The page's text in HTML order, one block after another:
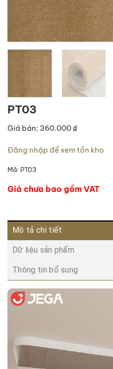
PT03
Giá bán: 360.000 ₫
Đăng nhập để xem tồn kho
Mã: PT03
Giá chưa bao gồm VAT
Mô tả chi tiết
Dữ liệu sản phẩm
Thông tin bổ sung